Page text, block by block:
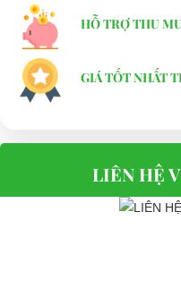
HỖ TRỢ THU
GIÁ TỐT NHẤT
LIÊN HỆ